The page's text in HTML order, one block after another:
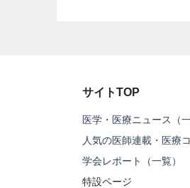
サイトTOP
医学・医療ニュース（一
人気の医師連載・医療
学会レポート（一覧）
特設ページ